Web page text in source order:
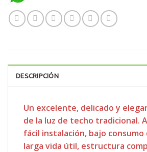
DESCRIPCIÓN
Un excelente, delicado y
de la luz de techo tradicional.
fácil instalación, bajo
larga vida útil, estructura